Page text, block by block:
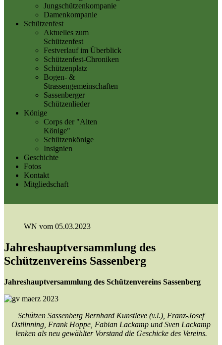
Jungschützenkompanie
Damenkompanie
Schützenfest
Aktuelles zum
Schützenfest
Festverlauf im Überblick
Schützenfest-Chroniken
Schützenplatz
Bogen- &
Strassengemeinschaften
Sassenberger
Schützenlieder
Könige
Corps der "Alten
Könige"
Schützenkönige
Insignien
Geschichte
Fotos
Kontakt
Mitgliedschaft
WN vom 05.03.2023
Jahreshauptversammlung des
Schützenvereins Sassenberg
Jahreshauptversammlung des Schützenvereins Sassenberg
Schützen Sassenberg Bernhard Kunstleve (v.l.), Franz-Josef
Ostlinning, Frank Hoppe, Fabian Lackamp und Sven Lackamp
lenken als neu gewählter Vorstand die Geschicke des Vereins.